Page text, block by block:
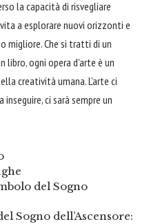
la capacità di risvegliare
a esplorare nuovi orizzonti e
migliore. Che si tratti di un
libro, ogni opera d’arte è un
creatività umana. L’arte ci
inseguire, ci sarà sempre un
del Sogno
Sogno dell’Ascensore: